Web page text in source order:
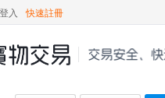
入 快速註冊